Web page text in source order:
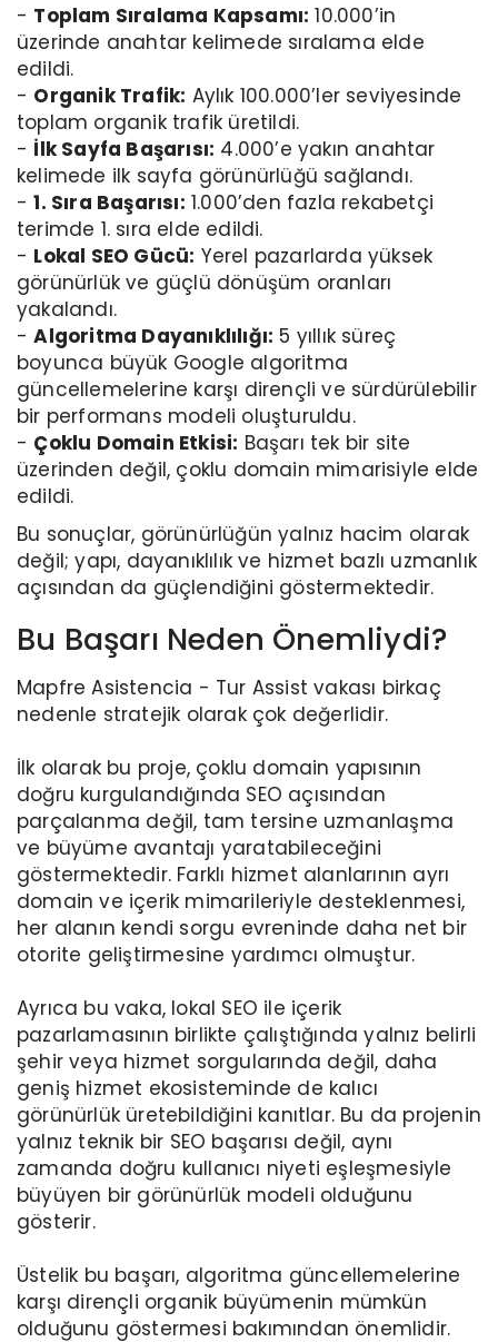
- Toplam Sıralama Kapsamı: 10.000’in
üzerinde anahtar kelimede sıralama elde
edildi.
- Organik Trafik: Aylık 100.000’ler seviyesinde
toplam organik trafik üretildi.
- İlk Sayfa Başarısı: 4.000’e yakın anahtar
kelimede ilk sayfa görünürlüğü sağlandı.
-1. Sıra Başarısı: 1.000’den fazla rekabetçi
terimde 1. sıra elde edildi.
- Lokal SEO Gücü: Yerel pazarlarda yüksek
görünürlük ve güçlü dönüşüm oranları
yakalandı.
-Algoritma Dayanıklılığı: 5 yıllık süreç
boyunca büyük Google algoritma
güncellemelerine karşı dirençli ve sürdürülebilir
bir performans modeli oluşturuldu.
- Çoklu Domain Etkisi: Başarı tek bir site
üzerinden değil, çoklu domain mimarisiyle elde
edildi.
Bu sonuçlar, görünürlüğün yalnız hacim olarak
değil; yapı, dayanıklılık ve hizmet bazlı uzmanlık
açısından da güçlendiğini göstermektedir.
Bu Başarı Neden Önemliydi?
Mapfre Asistencia - Tur Assist vakası birkaç
nedenle stratejik olarak çok değerlidir.
İlk olarak bu proje, çoklu domain yapısının
doğru kurgulandığında SEO açısından
parçalanma değil, tam tersine uzmanlaşma
ve büyüme avantajı yaratabileceğini
göstermektedir. Farklı hizmet alanlarının ayrı
domain ve içerik mimarileriyle desteklenmesi,
her alanın kendi sorgu evreninde daha net bir
otorite geliştirmesine yardımcı olmuştur.
Ayrıca bu vaka, lokal SEO ile içerik
pazarlamasının birlikte çalıştığında yalnız belirli
şehir veya hizmet sorgularında değil, daha
geniş hizmet ekosisteminde de kalıcı
görünürlük üretebildiğini kanıtlar. Bu da projenin
yalnız teknik bir SEO başarısı değil, aynı
zamanda doğru kullanıcı niyeti eşleşmesiyle
büyüyen bir görünürlük modeli olduğunu
gösterir.
Üstelik bu başarı, algoritma güncellemelerine
karşı dirençli organik büyümenin mümkün
olduğunu göstermesi bakımından önemlidir.